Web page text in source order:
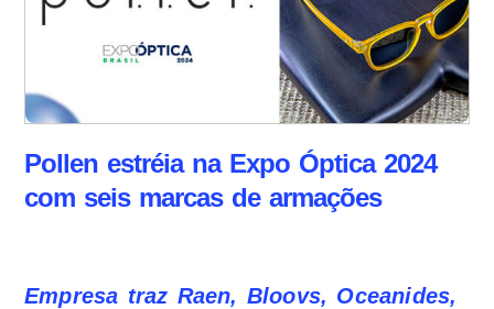
Pollen estréia na Expo Óptica 2024
com seis marcas de armações
Empresa traz Raen, Bloovs, Oceanides,